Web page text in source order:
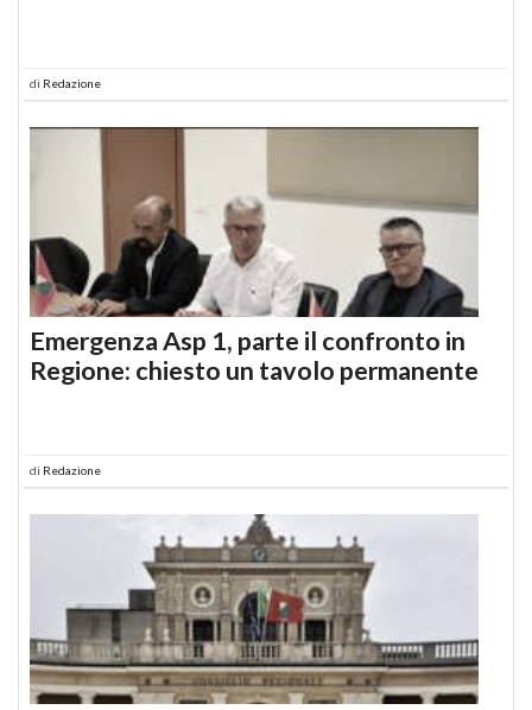
di Redazione
Emergenza Asp 1, parte il confronto in
Regione: chiesto un tavolo permanente
di Redazione